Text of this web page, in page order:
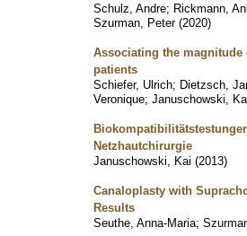
Schulz, Andre; Rickmann,
Szurman, Peter (2020)
Associating the
patients
Schiefer, Ulrich; Dietzsch,
Veronique; Januschowski,
Netzhautchirurgie
Januschowski, Kai (2013)
Canaloplasty with
Results
Seuthe, Anna-Maria;